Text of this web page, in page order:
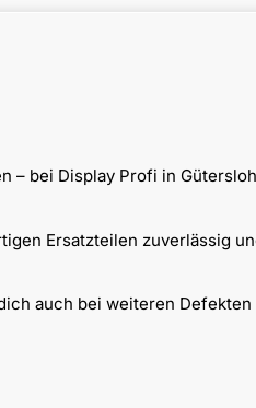
– bei Display Profi in
Ersatzteilen zuverlässig
auch bei weiteren